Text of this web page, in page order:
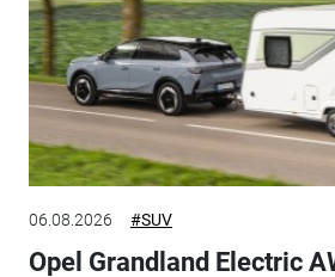
06.08.2026 #SUV
Opel Grandland Electric